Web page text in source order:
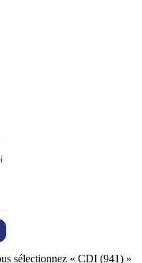
sélectionnez « CDI (941) »